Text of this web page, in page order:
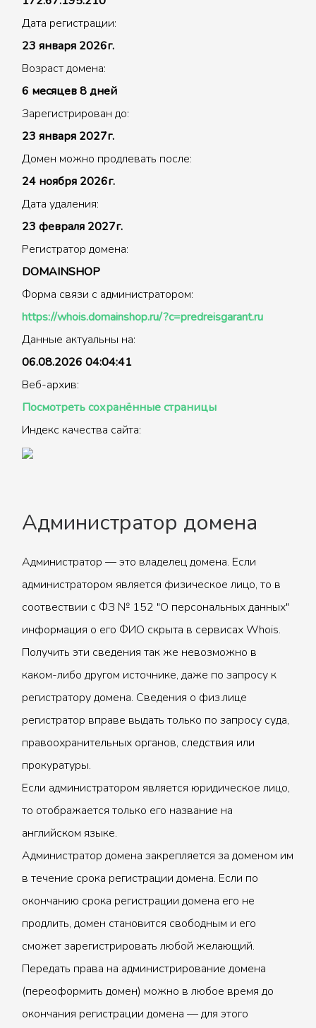
Дата регистрации:
23 января 2026г.
Возраст домена:
6 месяцев 8 дней
Зарегистрирован до:
23 января 2027г.
Домен можно продлевать после:
24 ноября 2026г.
Дата удаления:
23 февраля 2027г.
Регистратор домена:
DOMAINSHOP
Форма связи с администратором:
https://whois.domainshop.ru/?c=predreisgarant.ru
Данные актуальны на:
06.08.2026 04:04:41
Веб-архив:
Посмотреть сохранённые страницы
Индекс качества сайта:
Администратор домена
Администратор — это владелец домена. Если
администратором является физическое лицо, то в
соотвествии с ФЗ № 152 "О персональных данных"
информация о его ФИО скрыта в сервисах Whois.
Получить эти сведения так же невозможно в
каком-либо другом источнике, даже по запросу к
регистратору домена. Сведения о физ.лице
регистратор вправе выдать только по запросу суда,
правоохранительных органов, следствия или
прокуратуры.
Если администратором является юридическое лицо,
то отображается только его название на
английском языке.
Администратор домена закрепляется за доменом им
в течение срока регистрации домена. Если по
окончанию срока регистрации домена его не
продлить, домен становится свободным и его
сможет зарегистрировать любой желающий.
Передать права на администрирование домена
(переоформить домен) можно в любое время до
окончания регистрации домена — для этого